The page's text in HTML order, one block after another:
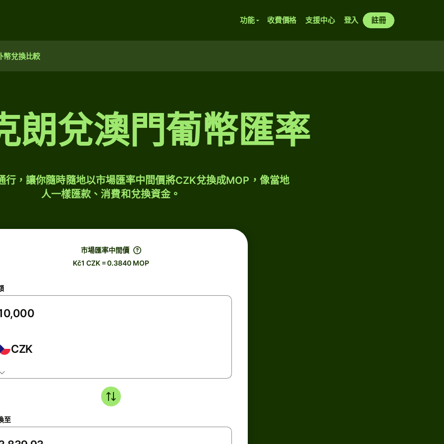
功能 收費價格 支援中心 登入 註冊
幣兌換比較
朗兌澳門葡幣匯率
行，讓你隨時隨地以市場匯率中間價將CZK兌換成MOP，像當地
人一樣匯款、消費和兌換資金。
市場匯率中間價
Kč1 CZK = 0.3840 MOP
CZK
至